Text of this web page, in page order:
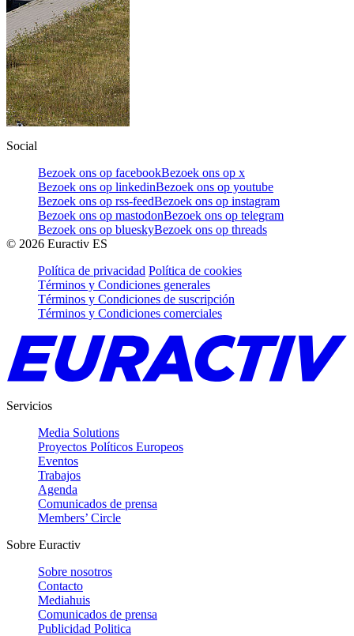
Social
Bezoek ons op facebookBezoek ons op x
Bezoek ons op linkedinBezoek ons op youtube
Bezoek ons op rss-feedBezoek ons op instagram
Bezoek ons op mastodonBezoek ons op telegram
Bezoek ons op blueskyBezoek ons op threads
© 2026 Euractiv ES
Política de privacidad Política de cookies
Términos y Condiciones generales
Términos y Condiciones de suscripción
Términos y Condiciones comerciales
Servicios
Media Solutions
Proyectos Políticos Europeos
Eventos
Trabajos
Agenda
Comunicados de prensa
Members’ Circle
Sobre Euractiv
Sobre nosotros
Contacto
Mediahuis
Comunicados de prensa
Publicidad Politica